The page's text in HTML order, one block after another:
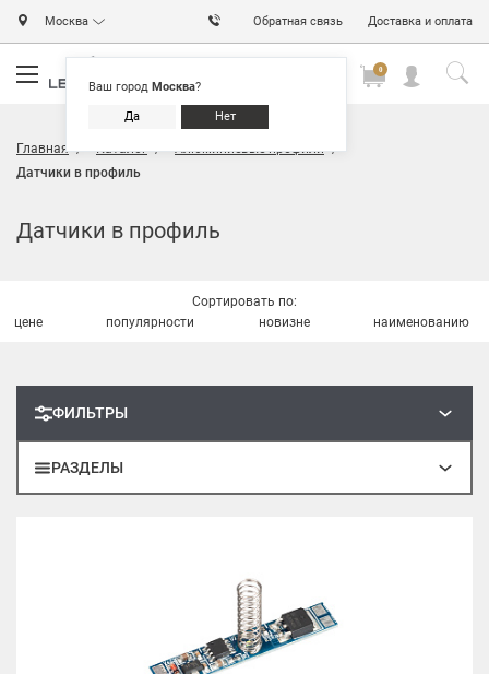
Москва
Ваш город Москва?
Да Нет
Обратная связь Доставка и оплата
0
Главная Каталог
Алюминиевые профили
Датчики в профиль
Датчики в профиль
РАЗДЕЛЫ
ФИЛЬТРЫ
Сортировать по:
цене
популярности новизне наименованию